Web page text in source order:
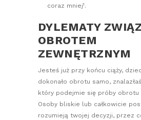
coraz mniej¹.
DYLEMATY
OBROTEM
ZEWNĘTRZNYM
Jesteś już przy końcu ciąży,
dokonało obrotu samo,
który podejmie się próby obrotu
Osoby bliskie lub całkowicie
rozumieją twojej decyzji, przez